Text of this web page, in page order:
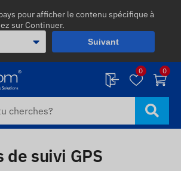
pour afficher le contenu spécifique à
sur Continuer.
Suivant
0 0
suivi GPS